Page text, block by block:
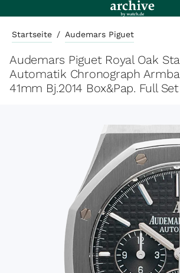
Startseite / Audemars Piguet
Audemars Piguet Royal Oak
Automatik Chronograph
41mm Bj.2014 Box&Pap. Full